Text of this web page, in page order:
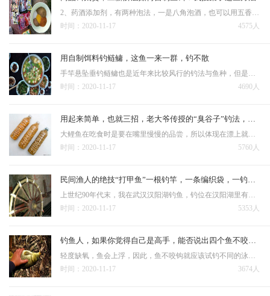
2、药酒添加剂，有两种泡法，一是八角泡酒，也可以用五香粉但五香粉中桂皮的分量比八角重，没有前者好用；二是用甜酒，最好是用粘米酿制的。 鱼饵经济方便的还是自己配的好，最好是越简便越好，其实鱼在水库里的…
4575人
时间：2020-11-17
用自制饵料钓鲢鳙，这鱼一来一群，钓不散
手竿悬坠垂钓鲢鳙也是近年来比较风行的钓法与鱼种，但是常常遇到一个问题就是几乎所有的常规鲢鳙饵都烧手，明显感觉用完之后，发干，蜕皮。 出钓时，剥几瓣鲜嫩的大蒜（视用饵量多少可增减蒜量），捣成蒜泥，…
4690人
时间：2020-11-17
用起来简单，也就三招，老大爷传授的“臭谷子”钓法，专攻大鲤鱼
大鲤鱼在吃食时是要在嘴里慢慢的品尝，所以体现在漂上就会出现一点一点的，一旦鲤鱼把谷子从钩上弄掉后，钩和谷子就会脱落，鱼就会把钩吐出。我的方法是调平水钓一目或二目，这样的好处就是让小心的鲤鱼放心的吃饵，而…
5760人
时间：2020-11-17
民间渔人的绝技“打甲鱼”一根钓竿，一条编织袋，一钓一个准
上世纪90年代末，我在武汉汉阳湖钓鱼，钓位在汉阳湖里有一排竹墙的附近，我和钓友两人是早上6点到达那里的。 这种钓法的原理：因为甲鱼在水底待的时间长了需要上来换气，就是露出水面的那一刹那，被他…
5353人
时间：2020-11-17
钓鱼人，如果你觉得自己是高手，能否说出四个鱼不咬钩的原因
轻度缺氧，鱼会上浮，因此，鱼不咬钩就应该试钓不同的泳层，采取逗钩、拖钩、引钩等手段，一直到有鱼咬钩为止。 鱼受惊吓会影响就饵；鱼受惊原因很多，尤其是钓浅水时鱼往往不爱咬钩，很多情况下是受到人为因素的…
3674人
时间：2020-11-17